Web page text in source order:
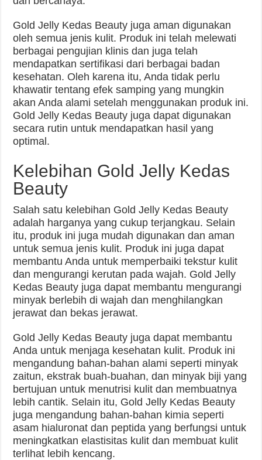
Gold Jelly Kedas Beauty juga aman digunakan
oleh semua jenis kulit. Produk ini telah melewati
berbagai pengujian klinis dan juga telah
mendapatkan sertifikasi dari berbagai badan
kesehatan. Oleh karena itu, Anda tidak perlu
khawatir tentang efek samping yang mungkin
akan Anda alami setelah menggunakan produk ini.
Gold Jelly Kedas Beauty juga dapat digunakan
secara rutin untuk mendapatkan hasil yang
optimal.
Kelebihan Gold Jelly Kedas
Beauty
Salah satu kelebihan Gold Jelly Kedas Beauty
adalah harganya yang cukup terjangkau. Selain
itu, produk ini juga mudah digunakan dan aman
untuk semua jenis kulit. Produk ini juga dapat
membantu Anda untuk memperbaiki tekstur kulit
dan mengurangi kerutan pada wajah. Gold Jelly
Kedas Beauty juga dapat membantu mengurangi
minyak berlebih di wajah dan menghilangkan
jerawat dan bekas jerawat.
Gold Jelly Kedas Beauty juga dapat membantu
Anda untuk menjaga kesehatan kulit. Produk ini
mengandung bahan-bahan alami seperti minyak
zaitun, ekstrak buah-buahan, dan minyak biji yang
bertujuan untuk menutrisi kulit dan membuatnya
lebih cantik. Selain itu, Gold Jelly Kedas Beauty
juga mengandung bahan-bahan kimia seperti
asam hialuronat dan peptida yang berfungsi untuk
meningkatkan elastisitas kulit dan membuat kulit
terlihat lebih kencang.